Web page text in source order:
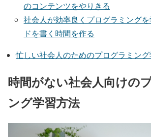
のコンテンツをやりきる
社会人が効率良くプログラミング
ドを書く時間を作る
忙しい社会人のためのプログラミン
時間がない社会人向けの
ング学習方法